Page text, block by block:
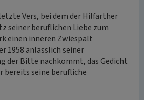
Vers, bei dem der Hilfarther
seiner beruflichen Liebe zum
einen inneren Zwiespalt
1958 anlässlich seiner
der Bitte nachkommt, das Gedicht
bereits seine berufliche